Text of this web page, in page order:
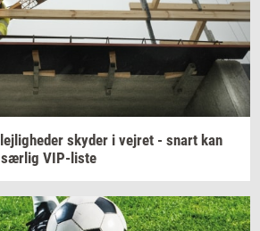
lej­lig­he­der sky­der i vej­ret - snart kan
sær­lig VIP-​liste